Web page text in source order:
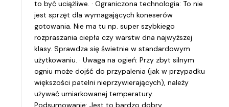
to być uciążliwe. · Ograniczona technologia: To nie
jest sprzęt dla wymagających koneserów
gotowania. Nie ma tu np. super szybkiego
rozpraszania ciepła czy warstw dna najwyższej
klasy. Sprawdza się świetnie w standardowym
użytkowaniu. · Uwaga na ogień: Przy zbyt silnym
ogniu może dojść do przypalenia (jak w przypadku
większości patelni nieprzywierających), należy
używać umiarkowanej temperatury.
Podsumowanie: Jest to bardzo dobry,